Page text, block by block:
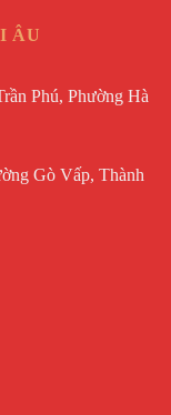
ÂU
Phú, Phường Hà
Gò Vấp, Thành